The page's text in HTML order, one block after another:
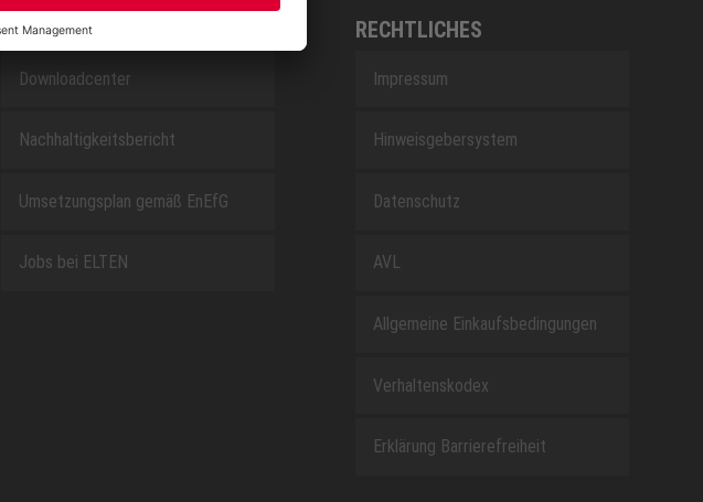
ÜBER UNS
Downloadcenter
Nachhaltigkeitsbericht
Umsetzungsplan gemäß EnEfG
Jobs bei ELTEN
RECHTLICHES
Impressum
Hinweisgebersystem
Datenschutz
AVL
Allgemeine Einkaufsbedingungen
Verhaltenskodex
Erklärung Barrierefreiheit